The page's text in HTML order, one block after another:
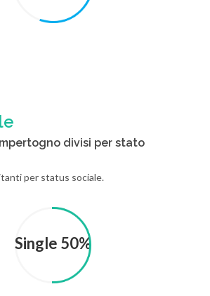
divisi per stato
per status sociale.
Single 50%